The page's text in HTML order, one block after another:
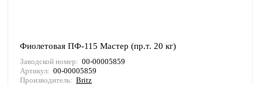
Фиолетовая ПФ-115 Мастер (пр.т. 20 кг)
Заводской номер: 00-00005859
Артикул: 00-00005859
Производитель: Britz